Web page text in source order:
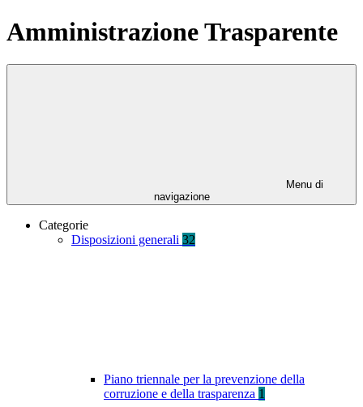
Amministrazione Trasparente
Menu di
navigazione
Categorie
Disposizioni generali 32
Piano triennale per la prevenzione della
corruzione e della trasparenza 1